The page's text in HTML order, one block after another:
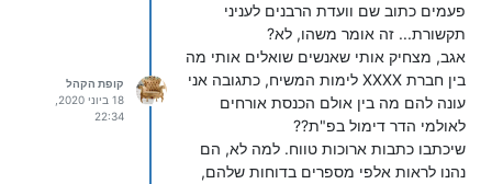
פעמים כתוב שם וועדת הרבנים לעניני
תקשורת... זה אומר משהו, לא?
אגב, מצחיק אותי שאנשים שואלים אותי מה
בין חברת XXXX לימות המשיח, כתגובה אני
עונה להם מה בין אולם הכנסת אורחים
לאולמי הדר דימול בפ"ת??
שיכתבו כתבות ארוכות טווח. למה לא, הם
נהנו לראות אלפי מספרים בדוחות שלהם,
קופת הקהל
22:34